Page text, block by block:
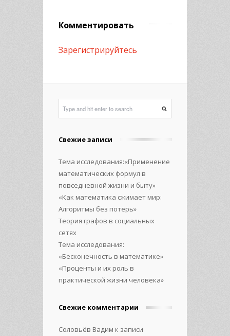
Комментировать
Зарегистрируйтесь
Свежие записи
Тема исследования:«Применение
математических формул в
повседневной жизни и быту»
«Как математика сжимает мир:
Алгоритмы без потерь»
Теория графов в социальных
сетях
Тема исследования:
«Бесконечность в математике»
«Проценты и их роль в
практической жизни человека»
Свежие комментарии
Соловьёв Вадим к записи